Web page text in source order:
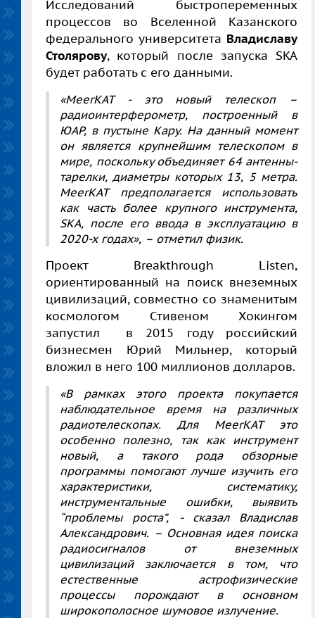
Исследований быстропеременных
процессов во Вселенной Казанского
федерального университета Владиславу
Столярову, который после запуска SKA
будет работать с его данными.
«MeerKAT - это новый телескоп –
радиоинтерферометр, построенный в
ЮАР, в пустыне Кару. На данный момент
он является крупнейшим телескопом в
мире, поскольку объединяет 64 антенны-
тарелки, диаметры которых 13, 5 метра.
MeerKAT предполагается использовать
как часть более крупного инструмента,
SKA, после его ввода в эксплуатацию в
2020-х годах», – отметил физик.
Проект Breakthrough Listen,
ориентированный на поиск внеземных
цивилизаций, совместно со знаменитым
космологом Стивеном Хокингом
запустил в 2015 году российский
бизнесмен Юрий Мильнер, который
вложил в него 100 миллионов долларов.
«В рамках этого проекта покупается
наблюдательное время на различных
радиотелескопах. Для MeerKAT это
особенно полезно, так как инструмент
новый, а такого рода обзорные
программы помогают лучше изучить его
характеристики, систематику,
инструментальные ошибки, выявить
“проблемы роста”, - сказал Владислав
Александрович. – Основная идея поиска
радиосигналов от внеземных
цивилизаций заключается в том, что
естественные астрофизические
процессы порождают в основном
широкополосное шумовое излучение.